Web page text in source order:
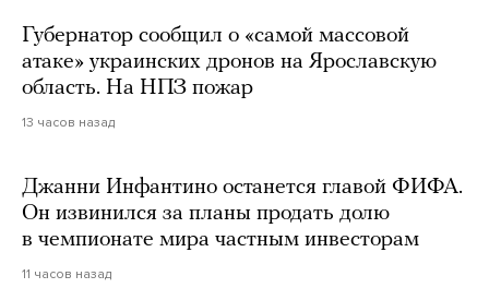
Губернатор сообщил о «самой массовой
атаке» украинских дронов на Ярославскую
область. На НПЗ пожар
13 часов назад
Джанни Инфантино останется главой ФИФА.
Он извинился за планы продать долю
в чемпионате мира частным инвесторам
11 часов назад